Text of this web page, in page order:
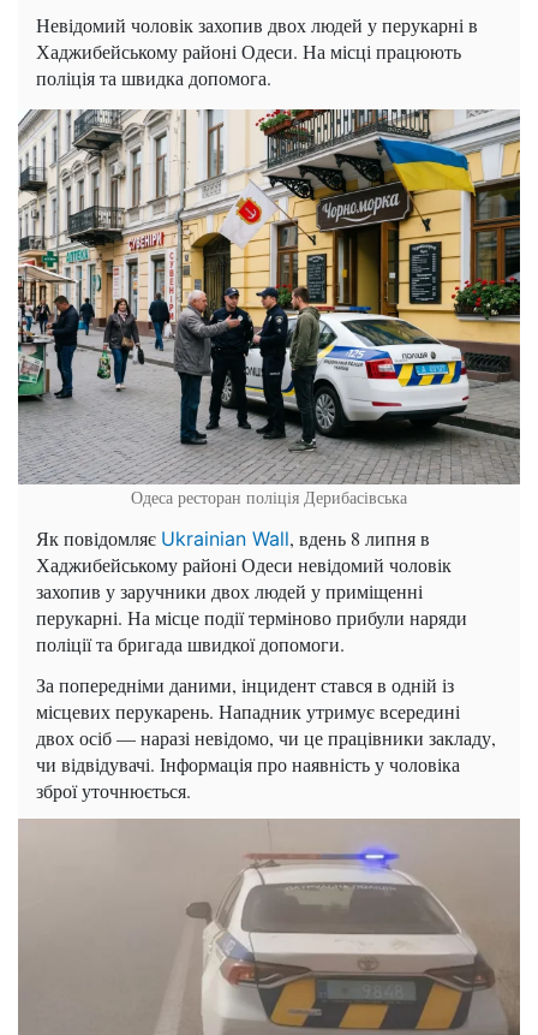
Невідомий чоловік захопив двох людей у перукарні в
Хаджибейському районі Одеси. На місці працюють
поліція та швидка допомога.
Одеса ресторан поліція Дерибасівська
Як повідомляє Ukrainian Wall, вдень 8 липня в
Хаджибейському районі Одеси невідомий чоловік
захопив у заручники двох людей у приміщенні
перукарні. На місце події терміново прибули наряди
поліції та бригада швидкої допомоги.
За попередніми даними, інцидент стався в одній із
місцевих перукарень. Нападник утримує всередині
двох осіб — наразі невідомо, чи це працівники закладу,
чи відвідувачі. Інформація про наявність у чоловіка
зброї уточнюється.